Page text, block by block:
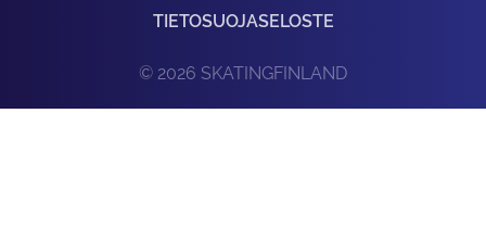
TIETOSUOJASELOSTE
© 2026 SKATINGFINLAND